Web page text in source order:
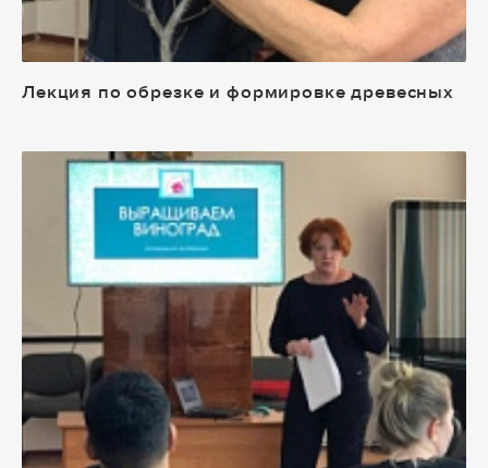
Лекция по обрезке и формировке древесных